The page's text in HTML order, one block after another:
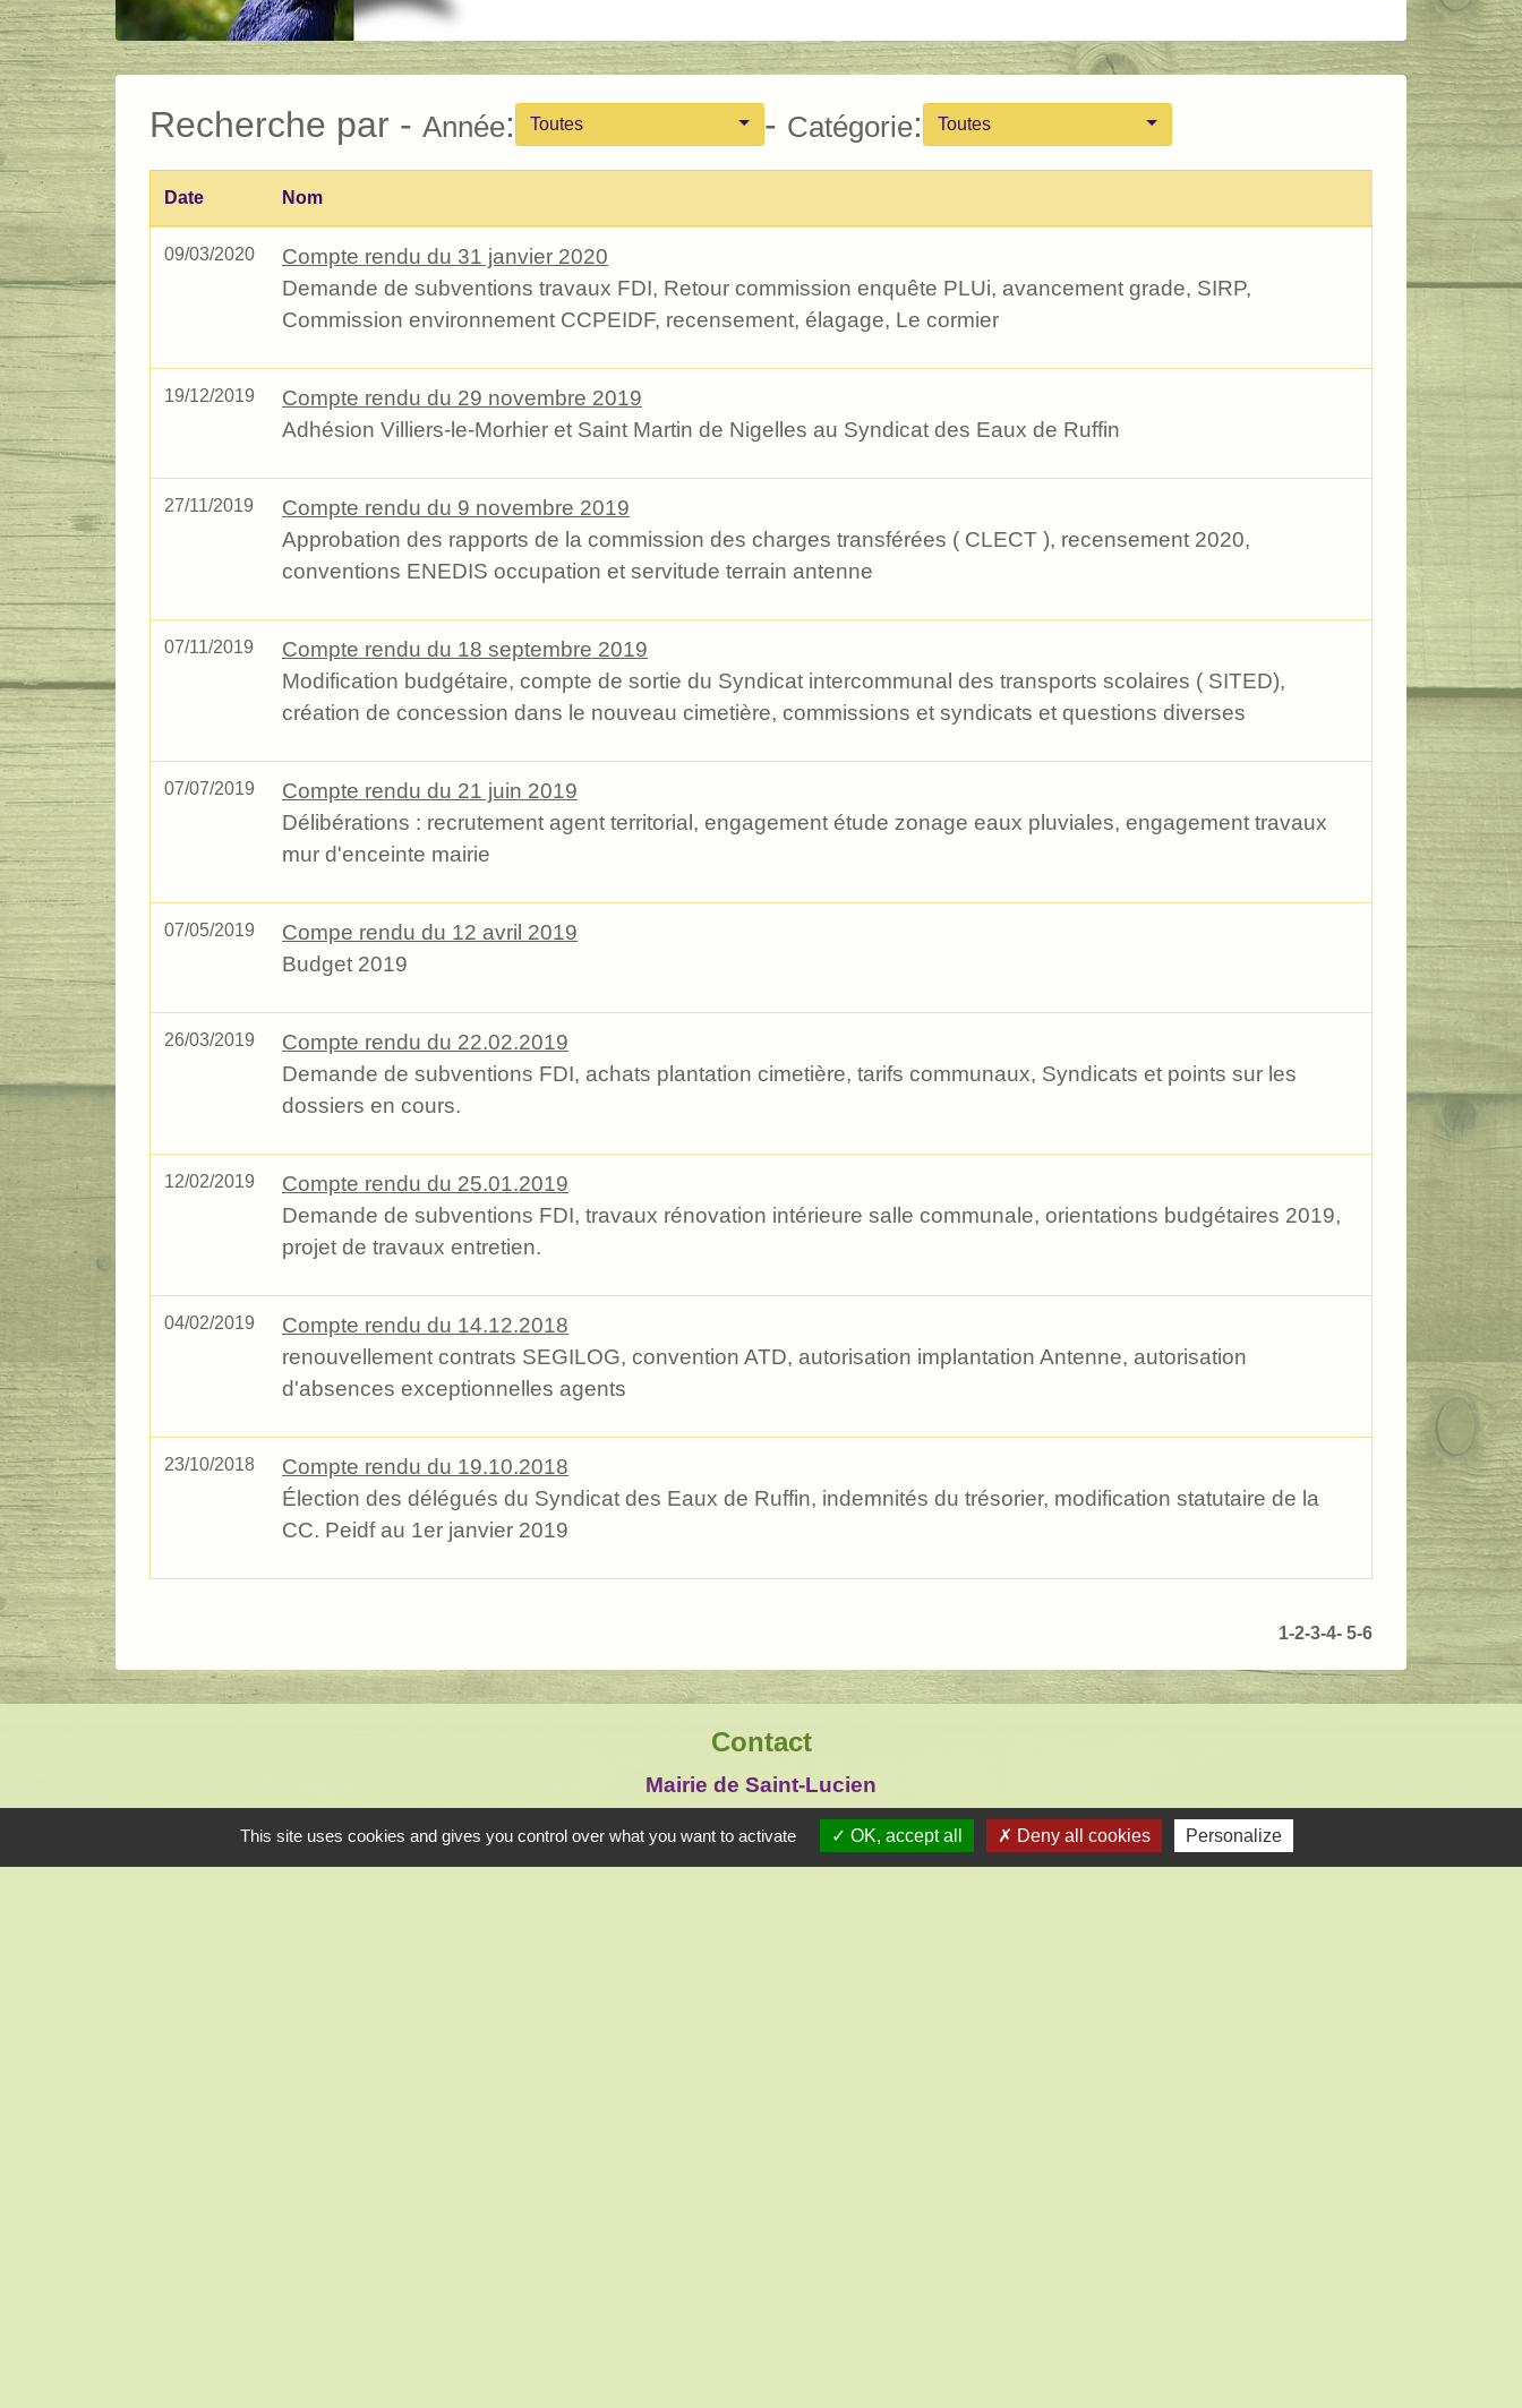
Recherche par - Année: Toutes - Catégorie: Toutes
Date Nom
09/03/2020
Compte rendu du 31 janvier 2020
Demande de subventions travaux FDI, Retour commission enquête PLUi, avancement grade, SIRP,
Commission environnement CCPEIDF, recensement, élagage, Le cormier
19/12/2019
Compte rendu du 29 novembre 2019
Adhésion Villiers-le-Morhier et Saint Martin de Nigelles au Syndicat des Eaux de Ruffin
27/11/2019
Compte rendu du 9 novembre 2019
Approbation des rapports de la commission des charges transférées ( CLECT ), recensement 2020,
conventions ENEDIS occupation et servitude terrain antenne
07/11/2019
Compte rendu du 18 septembre 2019
Modification budgétaire, compte de sortie du Syndicat intercommunal des transports scolaires ( SITED),
création de concession dans le nouveau cimetière, commissions et syndicats et questions diverses
07/07/2019
Compte rendu du 21 juin 2019
Délibérations : recrutement agent territorial, engagement étude zonage eaux pluviales, engagement travaux
mur d'enceinte mairie
07/05/2019
Compe rendu du 12 avril 2019
Budget 2019
26/03/2019
Compte rendu du 22.02.2019
Demande de subventions FDI, achats plantation cimetière, tarifs communaux, Syndicats et points sur les
dossiers en cours.
12/02/2019
Compte rendu du 25.01.2019
Demande de subventions FDI, travaux rénovation intérieure salle communale, orientations budgétaires 2019,
projet de travaux entretien.
04/02/2019
Compte rendu du 14.12.2018
renouvellement contrats SEGILOG, convention ATD, autorisation implantation Antenne, autorisation
d'absences exceptionnelles agents
23/10/2018
Compte rendu du 19.10.2018
Élection des délégués du Syndicat des Eaux de Ruffin, indemnités du trésorier, modification statutaire de la
CC. Peidf au 1er janvier 2019
1-2-3-4- 5-6
Contact
Mairie de Saint-Lucien
1, chemin de la Tour
28210 Saint-Lucien - FRANCE
This site uses cookies and gives you control over what you want to activate OK, accept all Deny all cookies Personalize